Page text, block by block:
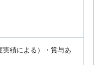
績による）・賞与あ